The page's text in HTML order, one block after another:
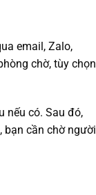
email, Zalo,
chờ, tùy chọn
nếu có. Sau đó,
bạn cần chờ người